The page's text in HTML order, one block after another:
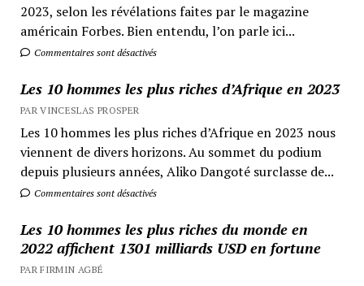
2023, selon les révélations faites par le magazine
américain Forbes. Bien entendu, l’on parle ici...
Commentaires sont désactivés
Les 10 hommes les plus riches d’Afrique en 2023
PAR VINCESLAS PROSPER
Les 10 hommes les plus riches d’Afrique en 2023 nous
viennent de divers horizons. Au sommet du podium
depuis plusieurs années, Aliko Dangoté surclasse de...
Commentaires sont désactivés
Les 10 hommes les plus riches du monde en
2022 affichent 1301 milliards USD en fortune
PAR FIRMIN AGBÉ